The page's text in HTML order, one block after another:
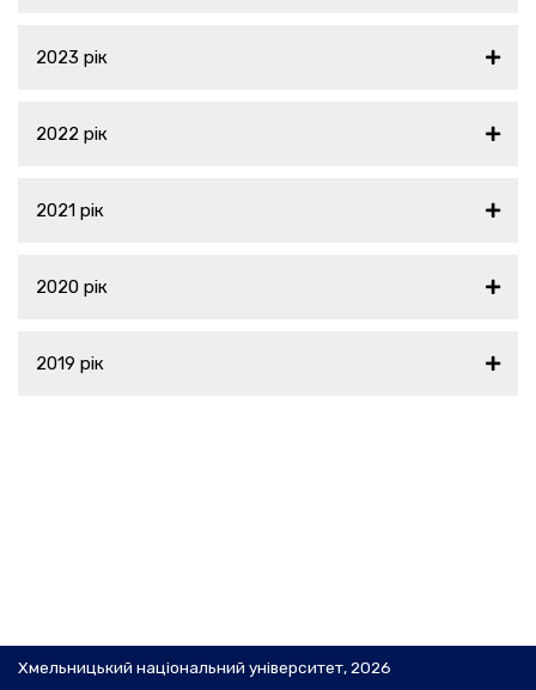
2023 рік
2022 рік
2021 рік
2020 рік
2019 рік
Хмельницький національний університет, 2026